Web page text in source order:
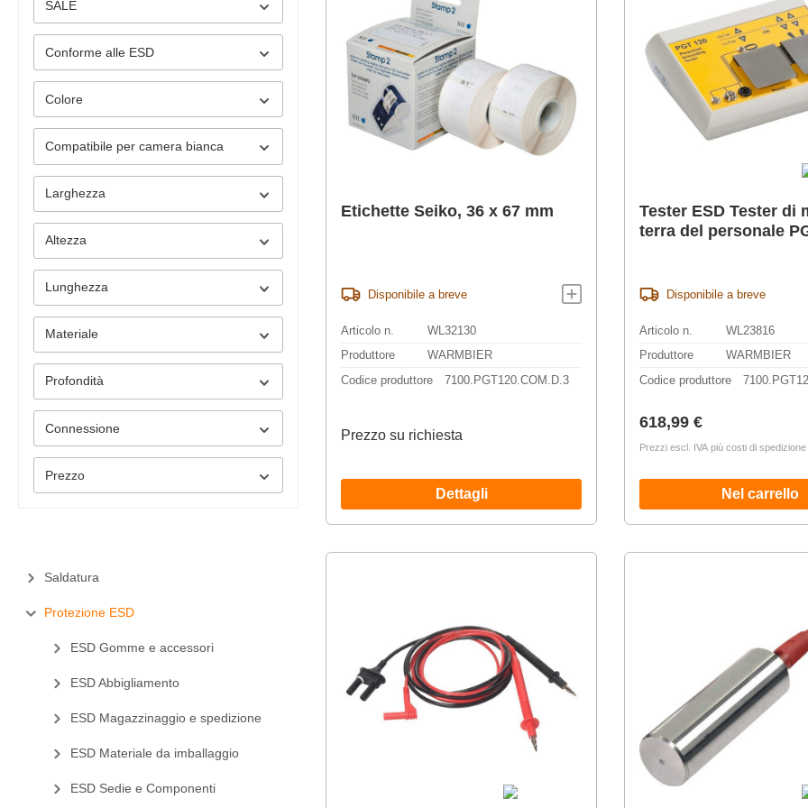
SALE
Conforme alle ESD
Colore
Compatibile per camera bianca
Larghezza
Altezza
Lunghezza
Materiale
Profondità
Connessione
Prezzo
Saldatura
Protezione ESD
ESD Gomme e accessori
ESD Abbigliamento
ESD Magazzinaggio e spedizione
ESD Materiale da imballaggio
ESD Sedie e Componenti
Etichette Seiko, 36 x 67 mm
Disponibile a breve
Articolo n.
WL32130
Produttore
WARMBIER
Codice produttore
7100.PGT120.COM.D.3
Prezzo su richiesta
Dettagli
Tester ESD Tester di
terra del personale
Disponibile a breve
Articolo n.
WL23816
Produttore
WARMBIER
Codice produttore
Prezzo normale:
618,99 €
Prezzi escl. IVA più costi di spedizione
Nel carrello